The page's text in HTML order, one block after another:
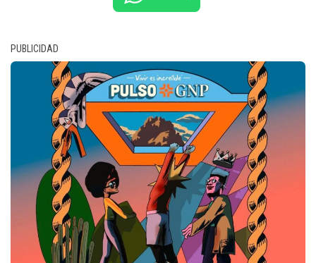
PUBLICIDAD